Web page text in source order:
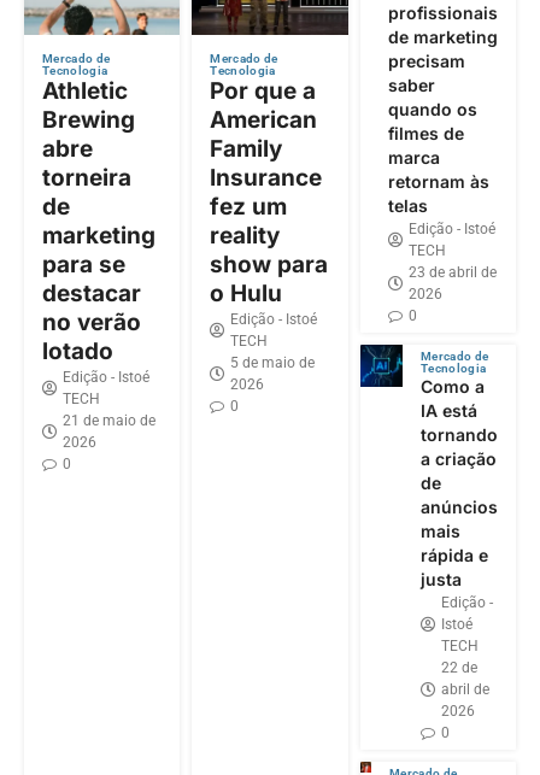
Mercado de
Tecnologia
Athletic
Brewing
abre
torneira
de
marketing
para se
destacar
no verão
lotado
Edição - Istoé
TECH
21 de maio de
2026
0
Mercado de
Tecnologia
Por que a
American
Family
Insurance
fez um
reality
show para
o Hulu
Edição - Istoé
TECH
5 de maio de
2026
0
profissionais
de marketing
precisam
saber
quando os
filmes de
marca
retornam às
telas
Edição - Istoé
TECH
23 de abril de
2026
0
Mercado de
Tecnologia
Como a
IA está
tornando
a criação
de
anúncios
mais
rápida e
justa
Edição -
Istoé
TECH
22 de
abril de
2026
0